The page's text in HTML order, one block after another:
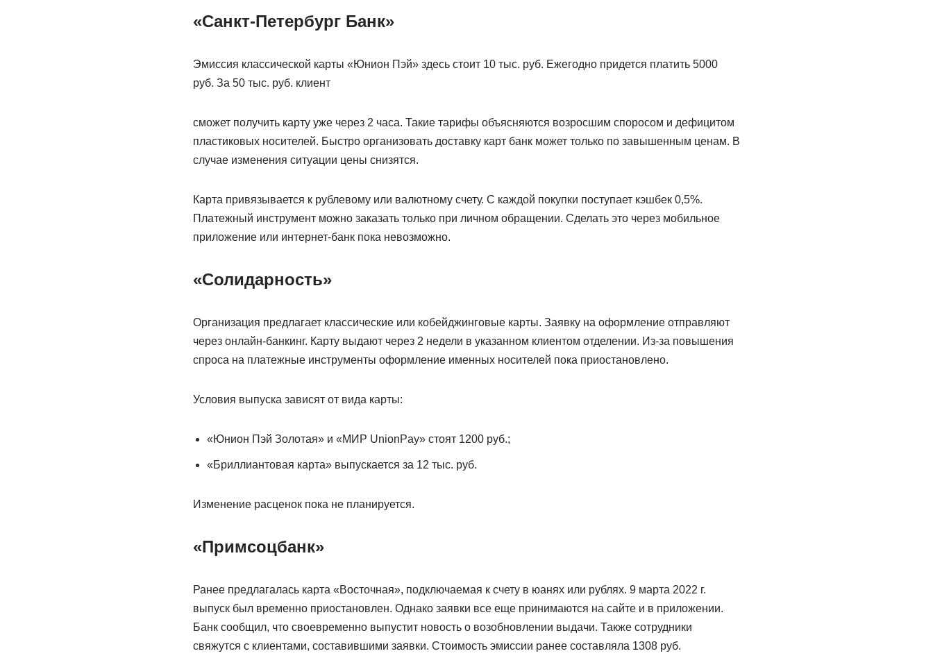
«Санкт-Петербург Банк»
Эмиссия классической карты «Юнион Пэй» здесь стоит 10 тыс. руб. Ежегодно придется платить 5000
руб. За 50 тыс. руб. клиент
сможет получить карту уже через 2 часа. Такие тарифы объясняются возросшим споросом и дефицитом
пластиковых носителей. Быстро организовать доставку карт банк может только по завышенным ценам. В
случае изменения ситуации цены снизятся.
Карта привязывается к рублевому или валютному счету. С каждой покупки поступает кэшбек 0,5%.
Платежный инструмент можно заказать только при личном обращении. Сделать это через мобильное
приложение или интернет-банк пока невозможно.
«Солидарность»
Организация предлагает классические или кобейджинговые карты. Заявку на оформление отправляют
через онлайн-банкинг. Карту выдают через 2 недели в указанном клиентом отделении. Из-за повышения
спроса на платежные инструменты оформление именных носителей пока приостановлено.
Условия выпуска зависят от вида карты:
«Юнион Пэй Золотая» и «МИР UnionPay» стоят 1200 руб.;
«Бриллиантовая карта» выпускается за 12 тыс. руб.
Изменение расценок пока не планируется.
«Примсоцбанк»
Ранее предлагалась карта «Восточная», подключаемая к счету в юанях или рублях. 9 марта 2022 г.
выпуск был временно приостановлен. Однако заявки все еще принимаются на сайте и в приложении.
Банк сообщил, что своевременно выпустит новость о возобновлении выдачи. Также сотрудники
свяжутся с клиентами, составившими заявки. Стоимость эмиссии ранее составляла 1308 руб.